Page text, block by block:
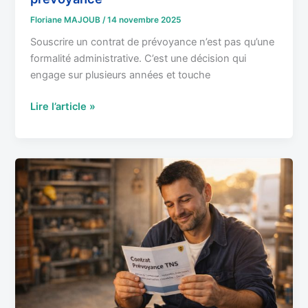
Floriane MAJOUB /14 novembre 2025
Souscrire un contrat de prévoyance n’est pas qu’une
formalité administrative. C’est une décision qui
engage sur plusieurs années et touche
Lire l’article »
Vos
droits
et
obligations
dans
un
contrat
de
prévoyance